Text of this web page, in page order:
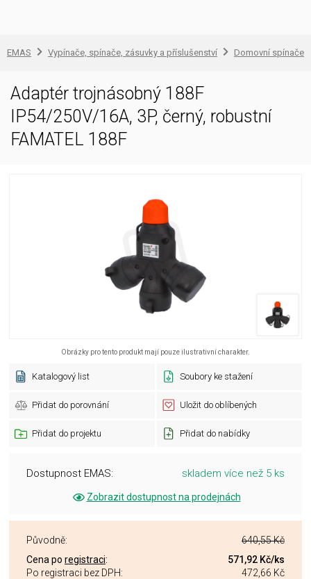
EMAS Vypínače, spínače, zásuvky a příslušenství Domovní spínače
Adaptér trojnásobný 188F
IP54/250V/16A, 3P, černý, robustní
FAMATEL 188F
Obrázky pro tento produkt mají pouze ilustrativní charakter.
Katalogový list Soubory ke stažení
Přidat do porovnání Uložit do oblíbených
Přidat do projektu Přidat do nabídky
Dostupnost EMAS: skladem více než 5 ks
Zobrazit dostupnost na prodejnách
Původně:
640,55 Kč
Cena po registraci: 571,92 Kč/ks
Po registraci bez DPH:
472,66 Kč